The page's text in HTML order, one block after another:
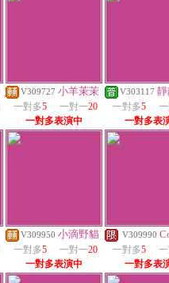
V309727 小羊茉茉
一對多5 一對一20
一對多表演中
V303117
一對多5
一對多表
V309950 小滴野貓
一對多5 一對一20
一對多表演中
V309990
一對多5
一對多表